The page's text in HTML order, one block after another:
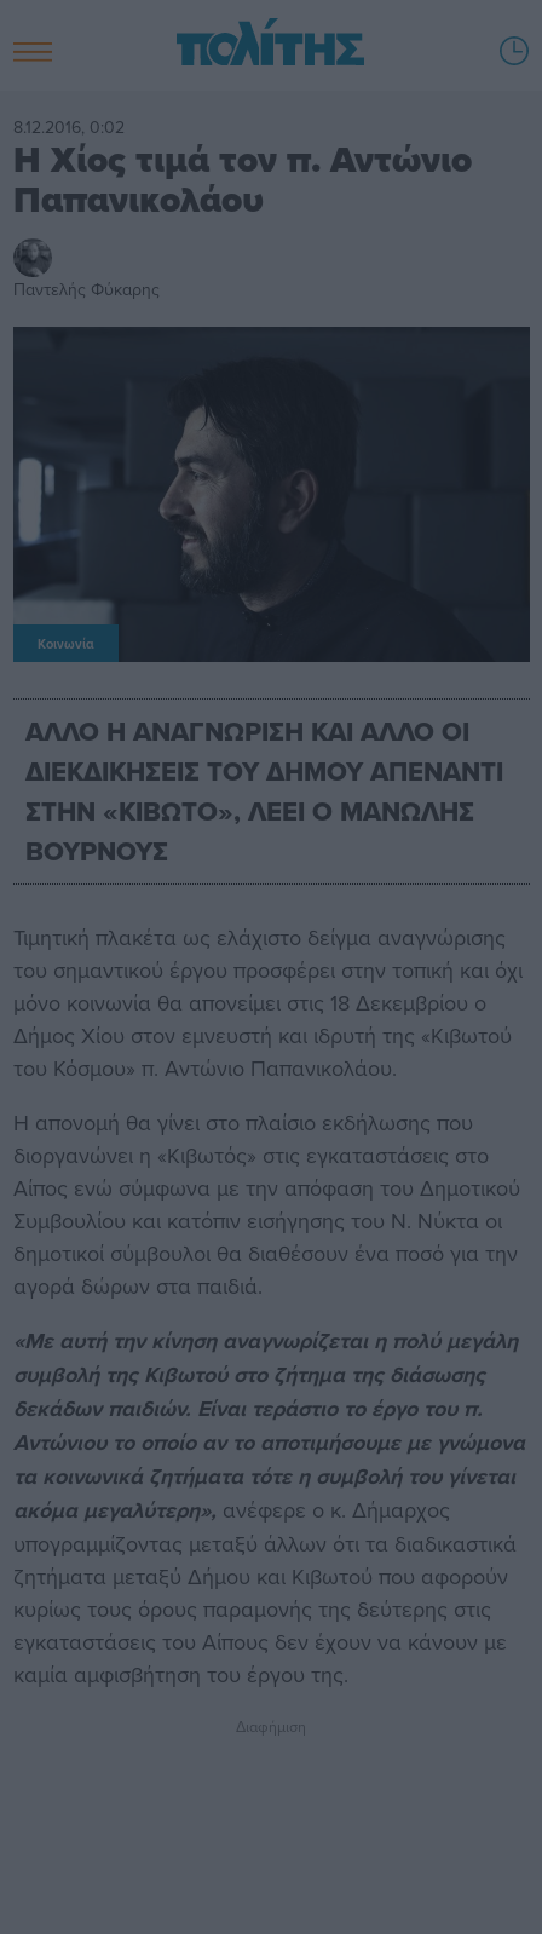
8.12.2016, 0:02
Η Χίος τιμά τον π. Αντώνιο
Παπανικολάου
Παντελής Φύκαρης
Κοινωνία
ΑΛΛΟ Η ΑΝΑΓΝΩΡΙΣΗ ΚΑΙ ΑΛΛΟ ΟΙ
ΔΙΕΚΔΙΚΗΣΕΙΣ ΤΟΥ ΔΗΜΟΥ ΑΠΕΝΑΝΤΙ
ΣΤΗΝ «ΚΙΒΩΤΟ», ΛΕΕΙ Ο ΜΑΝΩΛΗΣ
ΒΟΥΡΝΟΥΣ
Τιμητική πλακέτα ως ελάχιστο δείγμα αναγνώρισης
του σημαντικού έργου προσφέρει στην τοπική και όχι
μόνο κοινωνία θα απονείμει στις 18 Δεκεμβρίου ο
Δήμος Χίου στον εμνευστή και ιδρυτή της «Κιβωτού
του Κόσμου» π. Αντώνιο Παπανικολάου.
Η απονομή θα γίνει στο πλαίσιο εκδήλωσης που
διοργανώνει η «Κιβωτός» στις εγκαταστάσεις στο
Αίπος ενώ σύμφωνα με την απόφαση του Δημοτικού
Συμβουλίου και κατόπιν εισήγησης του Ν. Νύκτα οι
δημοτικοί σύμβουλοι θα διαθέσουν ένα ποσό για την
αγορά δώρων στα παιδιά.
«Με αυτή την κίνηση αναγνωρίζεται η πολύ μεγάλη
συμβολή της Κιβωτού στο ζήτημα της διάσωσης
δεκάδων παιδιών. Είναι τεράστιο το έργο του π.
Αντώνιου το οποίο αν το αποτιμήσουμε με γνώμονα
τα κοινωνικά ζητήματα τότε η συμβολή του γίνεται
ακόμα μεγαλύτερη», ανέφερε ο κ. Δήμαρχος
υπογραμμίζοντας μεταξύ άλλων ότι τα διαδικαστικά
ζητήματα μεταξύ Δήμου και Κιβωτού που αφορούν
κυρίως τους όρους παραμονής της δεύτερης στις
εγκαταστάσεις του Αίπους δεν έχουν να κάνουν με
καμία αμφισβήτηση του έργου της.
Διαφήμιση